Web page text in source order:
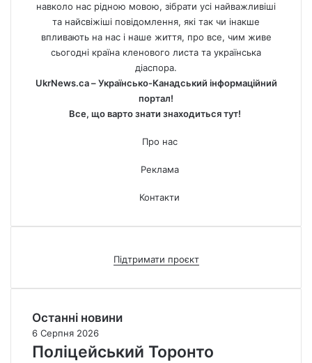
навколо нас рідною мовою, зібрати усі найважливіші
та найсвіжіші повідомлення, які так чи інакше
впливають на нас і наше життя, про все, чим живе
сьогодні країна кленового листа та українська
діаспора.
UkrNews.ca – Українсько-Канадський інформаційний
портал!
Все, що варто знати знаходиться тут!
Про нас
Реклама
Контакти
Підтримати проєкт
Останні новини
6 Серпня 2026
Поліцейський Торонто